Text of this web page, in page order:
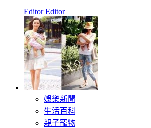
Editor Editor
娛樂新聞
生活百科
親子寵物